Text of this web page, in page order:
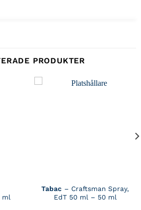
PRODUKTER
ml
Tabac – Craftsman Spray,
EdT 50 ml – 50 ml